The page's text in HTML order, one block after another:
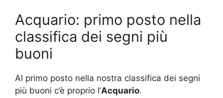
Acquario: primo posto nella
classifica dei segni più
buoni
Al primo posto nella nostra classifica dei segni
più buoni c’è proprio l’Acquario.